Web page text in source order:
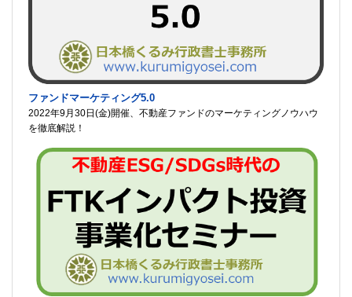
ファンドマーケティング5.0
2022年9月30日(金)開催、不動産ファンドのマーケティングノウハウ
を徹底解説！